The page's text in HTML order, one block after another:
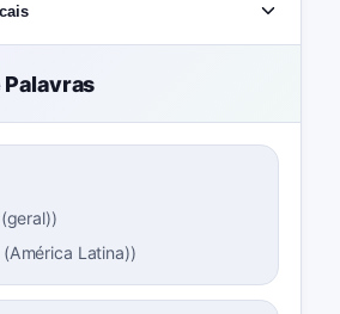
)
Latina))